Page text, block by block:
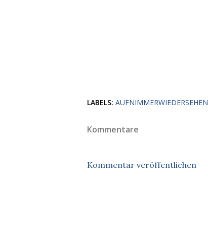
LABELS: AUFNIMMERWIEDERSEHEN
Kommentare
Kommentar veröffentlichen